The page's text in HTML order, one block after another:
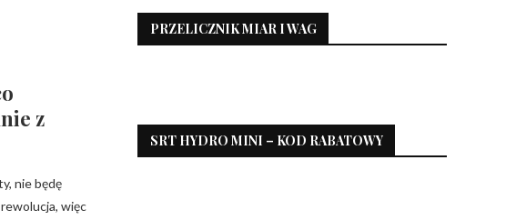
z
nie będę
więc
PRZELICZNIK MIAR I WAG
SRT HYDRO MINI – KOD RABATOWY